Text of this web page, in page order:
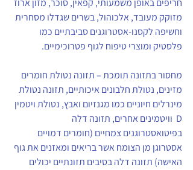
מזוקק מעובד, אלכוהול, בשרים שגדלו מסחרית
וחשיפה לקסנו-אסטרוגנים סביבתיים כמו
פלסטיק ומוצרי טיפוח לגוף פטרוכימיים.
מחסור בתזונה תומכת – תזונה נטולת חומרים
מזינים, נטולת חלבונים איכותיים, תזונה נטולת
מינרלים חיוניים כמו מגנזיום ואבץ, נטולת ויטמין
D  וויטמינים אחרים, תזונה דלה
בפיטואסטרוגנים צמחיים (חומרים דמויים
אסטרוגן מן הצומח אשר בריאים ומאזנים את גוף
האישה) תזונה דלה בסיבים תזונתיים יכולים